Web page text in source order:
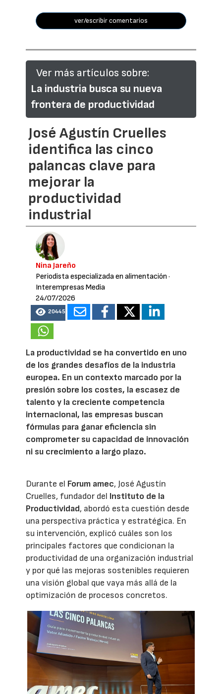
ver/escribir comentarios
Ver más artículos sobre:
La industria busca su nueva
frontera de productividad
José Agustín Cruelles
identifica las cinco
palancas clave para
mejorar la
productividad
industrial
Nina Jareño
Periodista especializada en alimentación ·
Interempresas Media
24/07/2026
20445
La productividad se ha convertido en uno
de los grandes desafíos de la industria
europea. En un contexto marcado por la
presión sobre los costes, la escasez de
talento y la creciente competencia
internacional, las empresas buscan
fórmulas para ganar eficiencia sin
comprometer su capacidad de innovación
ni su crecimiento a largo plazo.
Durante el Forum amec, José Agustín
Cruelles, fundador del Instituto de la
Productividad, abordó esta cuestión desde
una perspectiva práctica y estratégica. En
su intervención, explicó cuáles son los
principales factores que condicionan la
productividad de una organización industrial
y por qué las mejoras sostenibles requieren
una visión global que vaya más allá de la
optimización de procesos concretos.